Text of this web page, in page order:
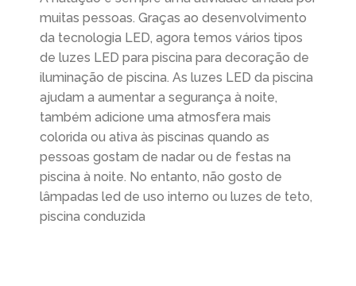
muitas pessoas. Graças ao desenvolvimento
da tecnologia LED, agora temos vários tipos
de luzes LED para piscina para decoração de
iluminação de piscina. As luzes LED da piscina
ajudam a aumentar a segurança à noite,
também adicione uma atmosfera mais
colorida ou ativa às piscinas quando as
pessoas gostam de nadar ou de festas na
piscina à noite. No entanto, não gosto de
lâmpadas led de uso interno ou luzes de teto,
piscina conduzida